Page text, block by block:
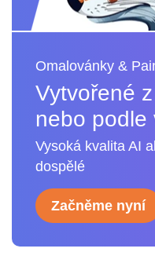
Omalovánky &
Vytvořené
nebo podle
Vysoká kvalita AI
dospělé
Začněme nyní